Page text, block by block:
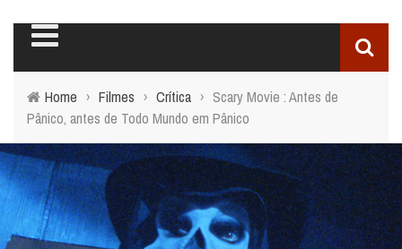
Home › Filmes › Crítica › Scary Movie : Antes de
Pânico, antes de Todo Mundo em Pânico